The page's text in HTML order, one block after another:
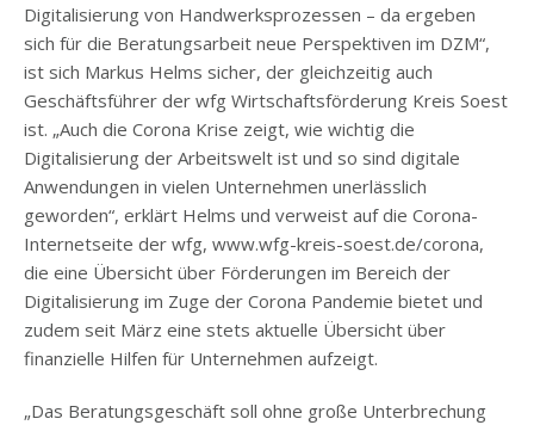
Digitalisierung von Handwerksprozessen – da ergeben
sich für die Beratungsarbeit neue Perspektiven im DZM“,
ist sich Markus Helms sicher, der gleichzeitig auch
Geschäftsführer der wfg Wirtschaftsförderung Kreis Soest
ist. „Auch die Corona Krise zeigt, wie wichtig die
Digitalisierung der Arbeitswelt ist und so sind digitale
Anwendungen in vielen Unternehmen unerlässlich
geworden“, erklärt Helms und verweist auf die Corona-
Internetseite der wfg, www.wfg-kreis-soest.de/corona,
die eine Übersicht über Förderungen im Bereich der
Digitalisierung im Zuge der Corona Pandemie bietet und
zudem seit März eine stets aktuelle Übersicht über
finanzielle Hilfen für Unternehmen aufzeigt.
„Das Beratungsgeschäft soll ohne große Unterbrechung